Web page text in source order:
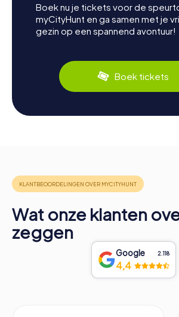
Boek nu je tickets voor de
myCityHunt en ga samen met je
gezin op een spannend avontuur!
Boek tickets
Wat onze klanten
zeggen
Google 2.118
4,4